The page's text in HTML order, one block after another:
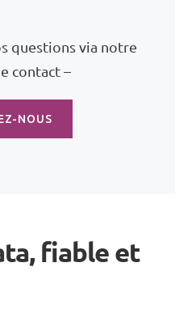
questions via notre
contact –
NOUS
fiable et